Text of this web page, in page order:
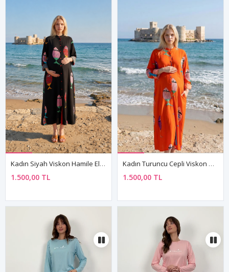
Kadın Siyah Viskon Hamile Elbisesi Hakim Yaka Truvakar Kol Yazlık Uzun Balık Desenli Gömlek Model
1.500,00 TL
Kadın Turuncu Cepli Viskon Hamile Elbisesi Hakim Yaka Truvakar Kol Yazlık Uzun Balık Desenli
1.500,00 TL